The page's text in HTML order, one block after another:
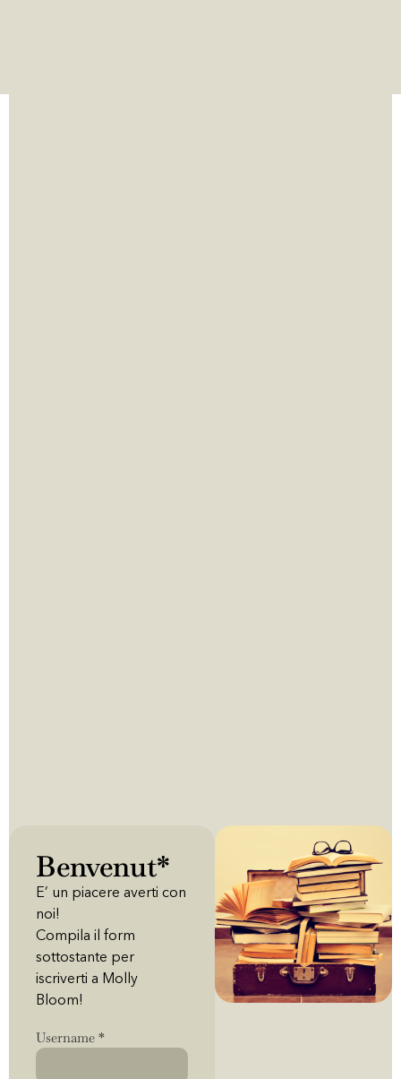
Benvenut*
E’ un piacere averti con
noi!
Compila il form
sottostante per
iscriverti a Molly
Bloom!
Username *